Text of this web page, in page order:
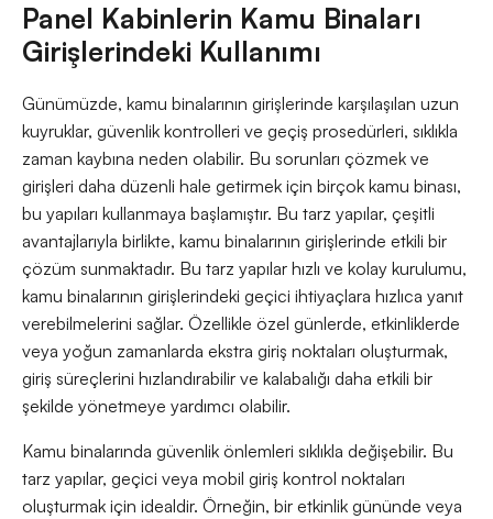
Panel Kabinlerin Kamu Binaları
Girişlerindeki Kullanımı
Günümüzde, kamu binalarının girişlerinde karşılaşılan uzun
kuyruklar, güvenlik kontrolleri ve geçiş prosedürleri, sıklıkla
zaman kaybına neden olabilir. Bu sorunları çözmek ve
girişleri daha düzenli hale getirmek için birçok kamu binası,
bu yapıları kullanmaya başlamıştır. Bu tarz yapılar, çeşitli
avantajlarıyla birlikte, kamu binalarının girişlerinde etkili bir
çözüm sunmaktadır. Bu tarz yapılar hızlı ve kolay kurulumu,
kamu binalarının girişlerindeki geçici ihtiyaçlara hızlıca yanıt
verebilmelerini sağlar. Özellikle özel günlerde, etkinliklerde
veya yoğun zamanlarda ekstra giriş noktaları oluşturmak,
giriş süreçlerini hızlandırabilir ve kalabalığı daha etkili bir
şekilde yönetmeye yardımcı olabilir.
Kamu binalarında güvenlik önlemleri sıklıkla değişebilir. Bu
tarz yapılar, geçici veya mobil giriş kontrol noktaları
oluşturmak için idealdir. Örneğin, bir etkinlik gününde veya